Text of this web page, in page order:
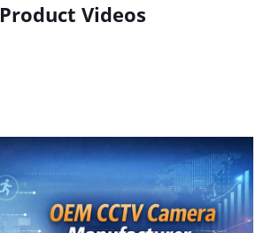
Product Videos